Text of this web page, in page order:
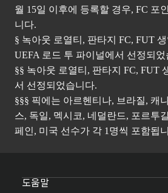
월 15일 이후에 등록할 경우, FC 포
니다.
§ 녹아웃 로열티, 판타지 FC, FUT
UEFA 로드 투 파이널에서 선정되었
§§ 녹아웃 로열티, 판타지 FC, FUT
서 선정되었습니다.
§§§ 픽에는 아르헨티나, 브라질, 캐
스, 독일, 멕시코, 네덜란드, 포르투
페인, 미국 선수가 각 1명씩 포함됩
도움말